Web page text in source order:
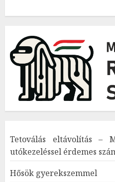
Tetoválás eltávolítás –
utókezeléssel érdemes
Hősök gyerekszemmel